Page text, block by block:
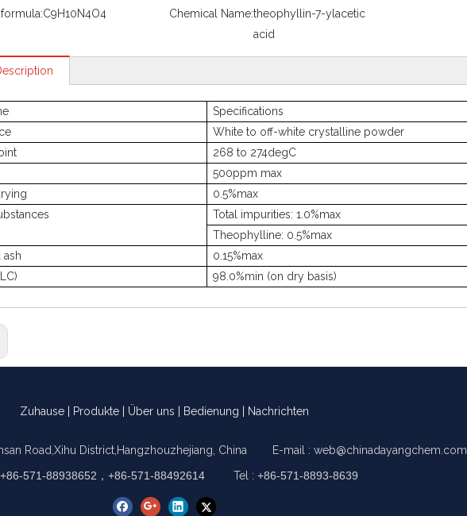
C9H10N4O4 Chemical Name:theophyllin-7-ylacetic
acid
Specifications
White to off-white crystalline powder
268 to 274degC
500ppm max
0.5%max
Total impurities: 1.0%max
Theophylline: 0.5%max
ash
0.15%max
98.0%min (on dry basis)
Zuhause Produkte Über uns Bedienung Nachrichten
Road,Xihu District,Hangzhouzhejiang, China E-mail : web@chinadayangchem.com
+86-571-88938652，+86-571-88492614 Tel : +86-571-8893-8639